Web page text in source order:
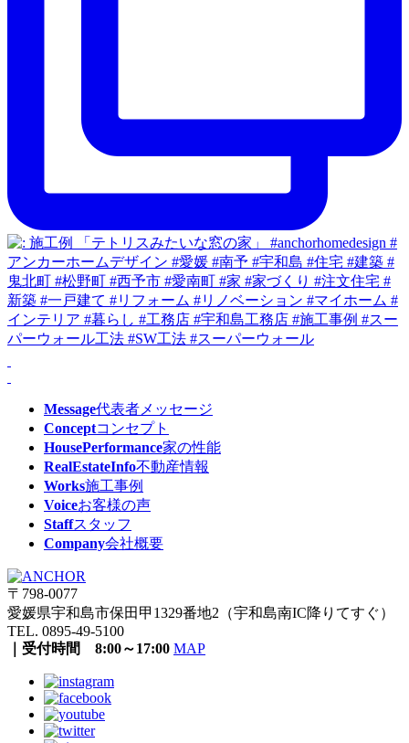
Message代表者メッセージ
Conceptコンセプト
HousePerformance家の性能
RealEstateInfo不動産情報
Works施工事例
Voiceお客様の声
Staffスタッフ
Company会社概要
〒798-0077
愛媛県宇和島市保田甲1329番地2（宇和島南IC降りてすぐ）
TEL. 0895-49-5100
｜受付時間 8:00～17:00 MAP